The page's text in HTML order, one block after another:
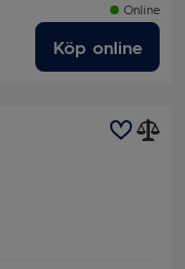
Online
Köp online